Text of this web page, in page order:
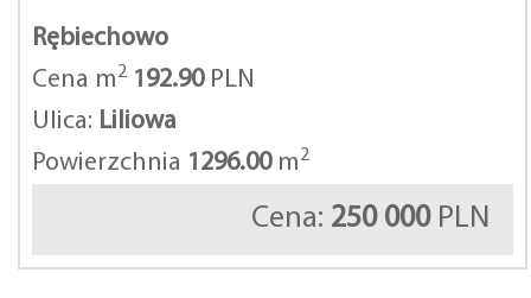
Rębiechowo
Cena m2 192.90PLN
Ulica: Liliowa
Powierzchnia 1296.00m2
Cena: 250 000PLN